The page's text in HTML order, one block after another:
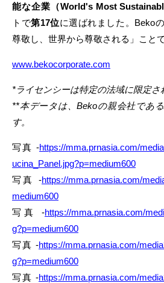
能な企業（World's Most
トで第17位に選ばれました。Beko
尊敬し、世界から尊敬される」ことで
www.bekocorporate.com
*ライセンシーは特定の法域に限定さ
**本データは、Bekoの親会社であ
す。
写真 -https://mma.prnasia.com/
ucina_Panel.jpg?p=medium600
写真 -https://mma.prnasia.com/
medium600
写真 -https://mma.prnasia.com/
g?p=medium600
写真 -https://mma.prnasia.com/
g?p=medium600
写真 -https://mma.prnasia.com/